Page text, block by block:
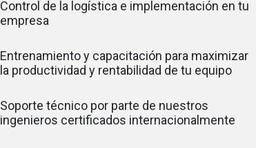
Control de la logística e implementación en tu
empresa
Entrenamiento y capacitación para maximizar
la productividad y rentabilidad de tu equipo
Soporte técnico por parte de nuestros
ingenieros certificados internacionalmente